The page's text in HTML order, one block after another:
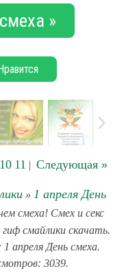
»
10 11 | Следующая »
» 1 апреля День
смеха! Смех и секс
смайлики скачать.
апреля День смеха.
3039.